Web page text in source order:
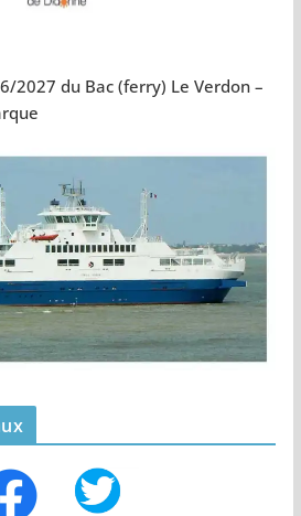
2027 du Bac (ferry) Le Verdon –